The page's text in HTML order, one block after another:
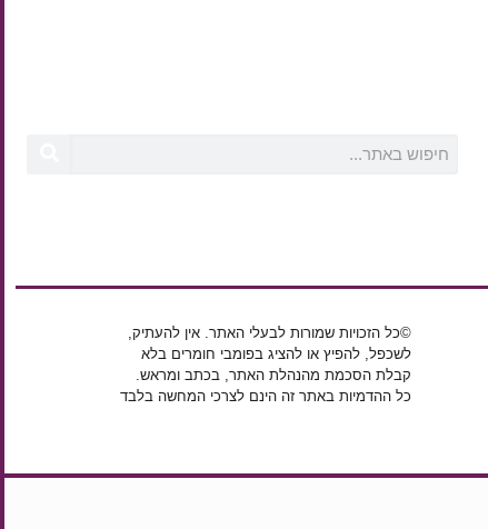
©כל הזכויות שמורות לבעלי האתר. אין להעתיק,
לשכפל, להפיץ או להציג בפומבי חומרים בלא
קבלת הסכמת מהנהלת האתר, בכתב ומראש.
כל ההדמיות באתר זה הינם לצרכי המחשה בלבד